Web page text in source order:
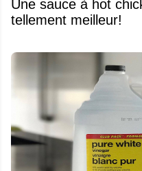
Une sauce à hot
tellement meilleur!